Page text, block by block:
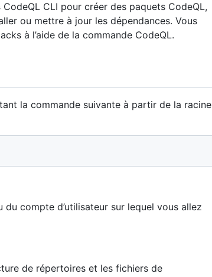
CodeQL CLI pour créer des paquets CodeQL,
ou mettre à jour les dépendances. Vous
à l’aide de la commande CodeQL.
la commande suivante à partir de la racine
du compte d’utilisateur sur lequel vous allez
de répertoires et les fichiers de